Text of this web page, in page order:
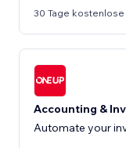
30 Tage kostenlose
Accounting &
Automate your